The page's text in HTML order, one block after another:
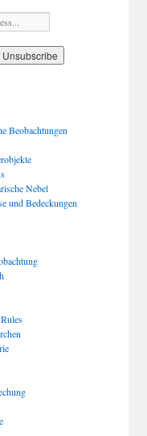
Beobachtungen
Nebel
und Bedeckungen